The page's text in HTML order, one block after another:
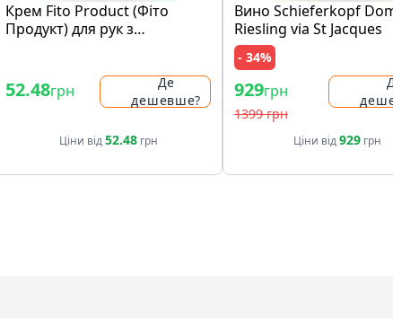
Крем Fito Product (Фіто
Продукт) для рук з
52.48грн
Де
дешевше?
Ціни від52.48грн
Вино Schieferkopf
Riesling via St Jacques
- 34%
929грн
1399 грн
Ціни від929грн